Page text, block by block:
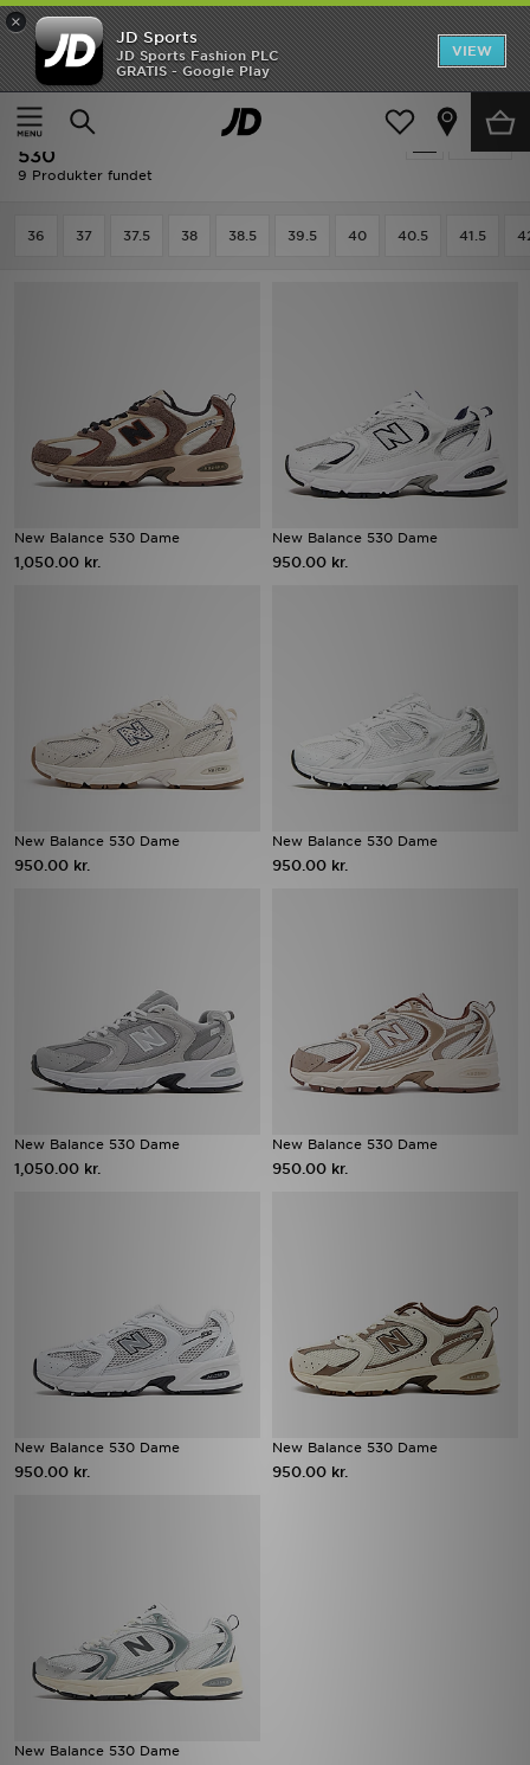
×
JD Sports
JD Sports Fashion PLC
GRATIS - Google Play
VIEW
Hjem
Damer Damesko
New Balance Damesko - New Balance
530
9 Produkter fundet
36 37 37.5 38 38.5 39.5 40 40.5 41.5
New Balance 530 Dame
1,050.00 kr.
New Balance 530 Dame
950.00 kr.
New Balance 530 Dame
950.00 kr.
New Balance 530 Dame
950.00 kr.
New Balance 530 Dame
1,050.00 kr.
New Balance 530 Dame
950.00 kr.
New Balance 530 Dame
950.00 kr.
New Balance 530 Dame
950.00 kr.
New Balance 530 Dame
Hjem
UDSALG
Nyheder
Fodbold
Sport
Hjælp & information